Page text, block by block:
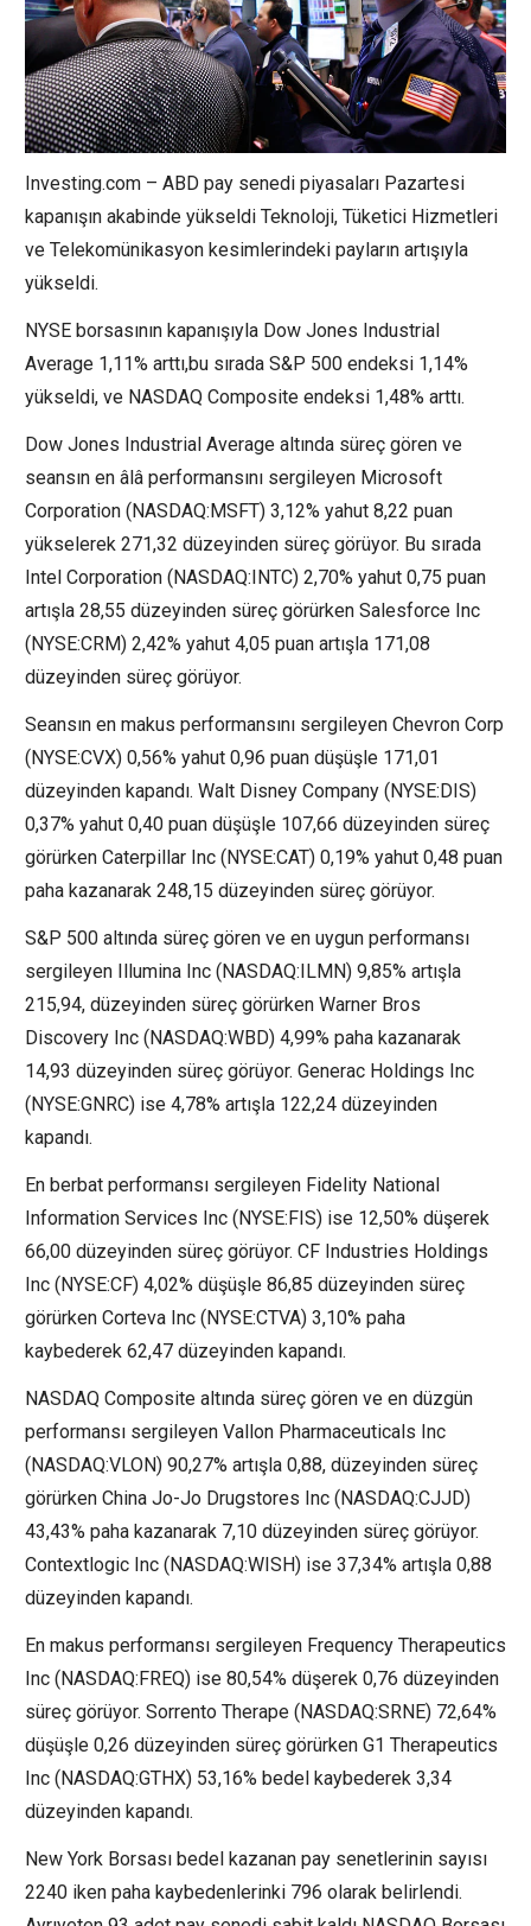
Investing.com – ABD pay senedi piyasaları Pazartesi
kapanışın akabinde yükseldi Teknoloji, Tüketici Hizmetleri
ve Telekomünikasyon kesimlerindeki payların artışıyla
yükseldi.
NYSE borsasının kapanışıyla Dow Jones Industrial
Average 1,11% arttı,bu sırada S&P 500 endeksi 1,14%
yükseldi, ve NASDAQ Composite endeksi 1,48% arttı.
Dow Jones Industrial Average altında süreç gören ve
seansın en âlâ performansını sergileyen Microsoft
Corporation (NASDAQ: MSFT) 3,12% yahut 8,22 puan
yükselerek 271,32 düzeyinden süreç görüyor. Bu sırada
Intel Corporation (NASDAQ: INTC) 2,70% yahut 0,75 puan
artışla 28,55 düzeyinden süreç görürken Salesforce Inc
(NYSE:CRM) 2,42% yahut 4,05 puan artışla 171,08
düzeyinden süreç görüyor.
Seansın en makus performansını sergileyen Chevron Corp
(NYSE:CVX) 0,56% yahut 0,96 puan düşüşle 171,01
düzeyinden kapandı. Walt Disney Company (NYSE: DIS)
0,37% yahut 0,40 puan düşüşle 107,66 düzeyinden süreç
görürken Caterpillar Inc (NYSE:CAT) 0,19% yahut 0,48 puan
paha kazanarak 248,15 düzeyinden süreç görüyor.
S&P 500 altında süreç gören ve en uygun performansı
sergileyen Illumina Inc (NASDAQ: ILMN) 9,85% artışla
215,94, düzeyinden süreç görürken Warner Bros
Discovery Inc (NASDAQ:WBD) 4,99% paha kazanarak
14,93 düzeyinden süreç görüyor. Generac Holdings Inc
(NYSE:GNRC) ise 4,78% artışla 122,24 düzeyinden
kapandı.
En berbat performansı sergileyen Fidelity National
Information Services Inc (NYSE: FIS) ise 12,50% düşerek
66,00 düzeyinden süreç görüyor. CF Industries Holdings
Inc (NYSE:CF) 4,02% düşüşle 86,85 düzeyinden süreç
görürken Corteva Inc (NYSE:CTVA) 3,10% paha
kaybederek 62,47 düzeyinden kapandı.
NASDAQ Composite altında süreç gören ve en düzgün
performansı sergileyen Vallon Pharmaceuticals Inc
(NASDAQ:VLON) 90,27% artışla 0,88, düzeyinden süreç
görürken China Jo-Jo Drugstores Inc (NASDAQ:CJJD)
43,43% paha kazanarak 7,10 düzeyinden süreç görüyor.
Contextlogic Inc (NASDAQ:WISH) ise 37,34% artışla 0,88
düzeyinden kapandı.
En makus performansı sergileyen Frequency Therapeutics
Inc (NASDAQ: FREQ) ise 80,54% düşerek 0,76 düzeyinden
süreç görüyor. Sorrento Therape (NASDAQ:SRNE) 72,64%
düşüşle 0,26 düzeyinden süreç görürken G1 Therapeutics
Inc (NASDAQ:GTHX) 53,16% bedel kaybederek 3,34
düzeyinden kapandı.
New York Borsası bedel kazanan pay senetlerinin sayısı
2240 iken paha kaybedenlerinki 796 olarak belirlendi.